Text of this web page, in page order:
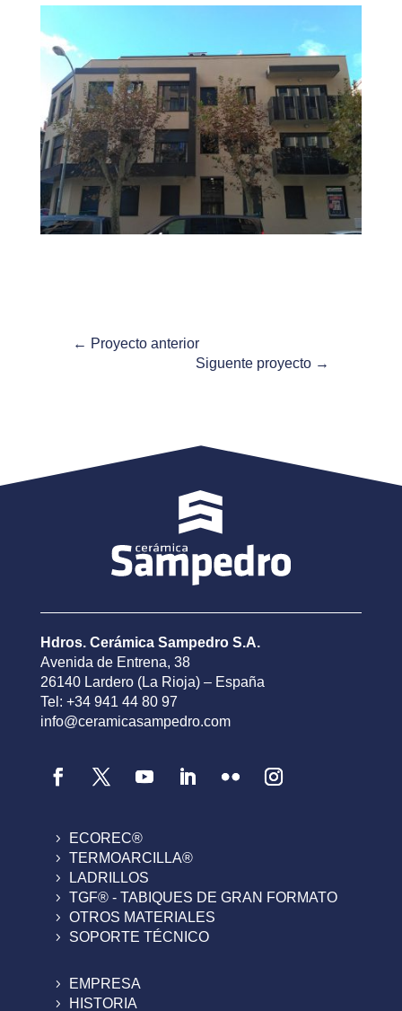
← Proyecto anterior
Siguente proyecto →
Hdros. Cerámica Sampedro S.A.
Avenida de Entrena, 38
26140 Lardero (La Rioja) – España
Tel: +34 941 44 80 97
info@ceramicasampedro.com
ECOREC®
TERMOARCILLA®
LADRILLOS
TGF® - TABIQUES DE GRAN FORMATO
OTROS MATERIALES
SOPORTE TÉCNICO
EMPRESA
HISTORIA